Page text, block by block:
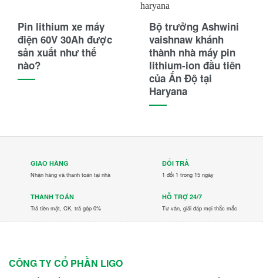
Pin lithium xe máy
điện 60V 30Ah được
sản xuất như thế
nào?
Bộ trưởng Ashwini
vaishnaw khánh
thành nhà máy pin
lithium-ion đầu tiên
của Ấn Độ tại
Haryana
GIAO HÀNG
Nhận hàng và thanh toán tại nhà
ĐỔI TRẢ
1 đổi 1 trong 15 ngày
THANH TOÁN
Trả tiền mặt, CK, trả góp 0%
HỖ TRỢ 24/7
Tư vấn, giải đáp mọi thắc mắc
CÔNG TY CỔ PHẦN LIGO